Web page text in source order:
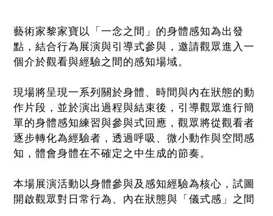
藝術家黎家寶以「一念之間」的身體感知為出發
點，結合行為展演與引導式參與，邀請觀眾進入一
個介於觀看與經驗之間的感知場域。
現場將呈現一系列關於身體、時間與內在狀態的動
作片段，並於演出過程與結束後，引導觀眾進行簡
單的身體感知練習與參與式回應，觀眾將從觀看者
逐步轉化為經驗者，透過呼吸、微小動作與空間感
知，體會身體在不確定之中生成的節奏。
本場展演活動以身體參與及感知經驗為核心，試圖
開啟觀眾對日常行為、內在狀態與「儀式感」之間